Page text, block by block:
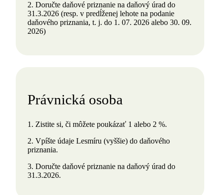
2. Doručte daňové priznanie na daňový úrad do
31.3.2026 (resp. v predĺženej lehote na podanie
daňového priznania, t. j. do 1. 07. 2026 alebo 30. 09.
2026)
Právnická osoba
1. Zistite si, či môžete poukázať 1 alebo 2 %.
2. Vpíšte údaje Lesmíru (vyššie) do daňového
priznania.
3. Doručte daňové priznanie na daňový úrad do
31.3.2026.